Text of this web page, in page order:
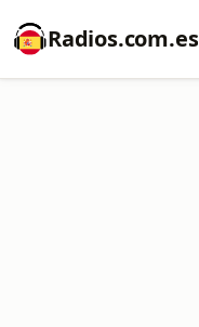
Radios.com.es